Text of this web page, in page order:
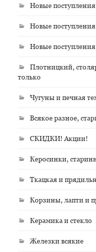
Новые
Новые поступления
Новые
Плотницкий,
только
Чугуны и печная
Всякое разное,
СКИДКИ! Акции!
Керосинки,
Ткацкая и
Корзины, лапти и
Керамика и стекло
Железки всякие